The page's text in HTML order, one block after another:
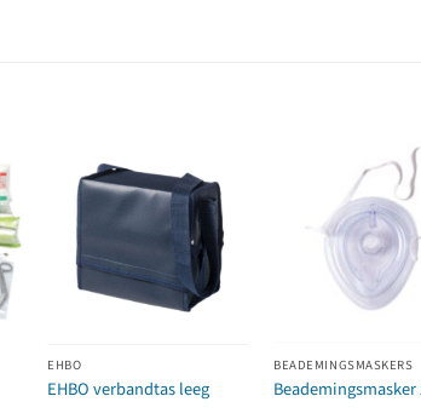
EHBO
EHBO verbandtas leeg
BEADEMINGSMASKERS
Beademingsmasker